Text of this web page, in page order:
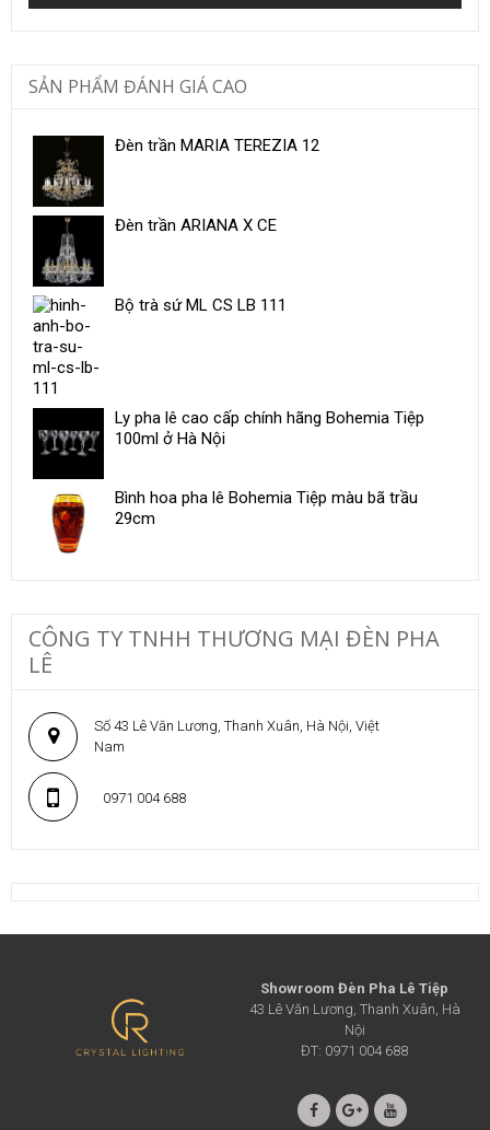
SẢN PHẨM ĐÁNH GIÁ CAO
Đèn trần MARIA TEREZIA 12
Đèn trần ARIANA X CE
Bộ trà sứ ​ML CS LB 111
Ly pha lê cao cấp chính hãng Bohemia Tiệp
100ml ở Hà Nội
Bình hoa pha lê Bohemia Tiệp màu bã trầu
29cm
CÔNG TY TNHH THƯƠNG MẠI ĐÈN PHA
LÊ
Số 43 Lê Văn Lương, Thanh Xuân, Hà Nội, Việt
Nam
0971 004 688
Showroom Đèn Pha Lê Tiệp
43 Lê Văn Lương, Thanh Xuân, Hà
Nội
ĐT: 0971 004 688